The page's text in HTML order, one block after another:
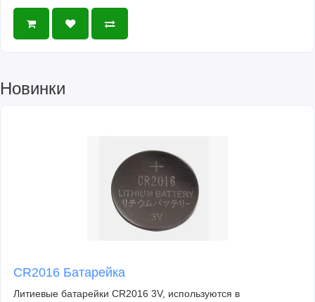
Новинки
CR2016 Батарейка
Литиевые батарейки CR2016 3V, используются в